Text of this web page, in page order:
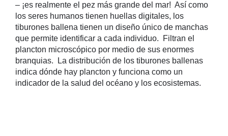
– ¡es realmente el pez más grande del mar! Así como
los seres humanos tienen huellas digitales, los
tiburones ballena tienen un diseño único de manchas
que permite identificar a cada individuo. Filtran el
plancton microscópico por medio de sus enormes
branquias. La distribución de los tiburones ballenas
indica dónde hay plancton y funciona como un
indicador de la salud del océano y los ecosistemas.